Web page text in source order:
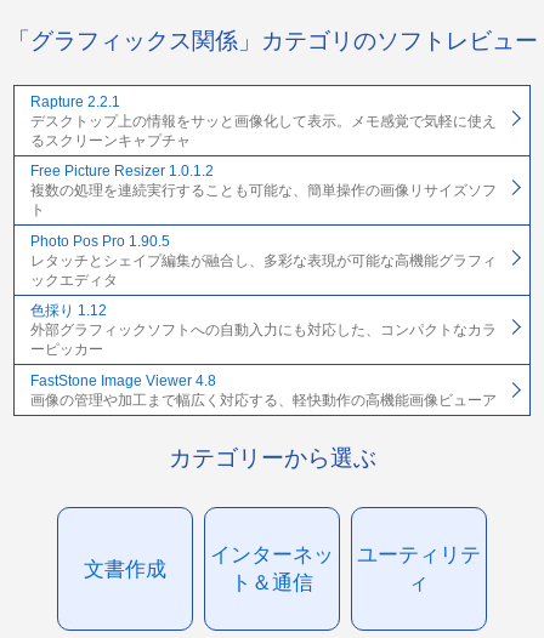
「グラフィックス関係」カテゴリのソフトレビュー
Rapture 2.2.1
デスクトップ上の情報をサッと画像化して表示。メモ感覚で気軽に使え
るスクリーンキャプチャ
Free Picture Resizer 1.0.1.2
複数の処理を連続実行することも可能な、簡単操作の画像リサイズソフ
ト
Photo Pos Pro 1.90.5
レタッチとシェイプ編集が融合し、多彩な表現が可能な高機能グラフィ
ックエディタ
色採り 1.12
外部グラフィックソフトへの自動入力にも対応した、コンパクトなカラ
ーピッカー
FastStone Image Viewer 4.8
画像の管理や加工まで幅広く対応する、軽快動作の高機能画像ビューア
カテゴリーから選ぶ
文書作成
インターネッ
ト＆通信
ユーティリテ
ィ